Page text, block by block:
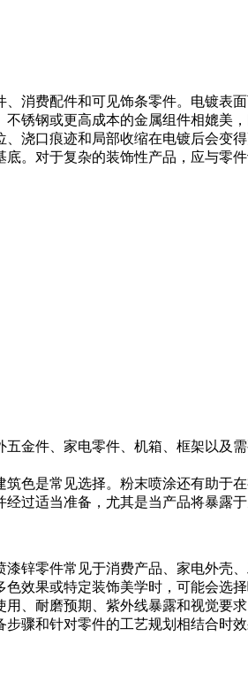
消费配件和可见饰条零件。电镀表
锈钢或更高成本的金属组件相媲美，
浇口痕迹和局部收缩在电镀后会变
。对于复杂的装饰性产品，应与零
五金件、家电零件、机箱、框架以及
色是常见选择。粉末喷涂还有助于
过适当准备，尤其是当产品将暴露于
锌零件常见于消费产品、家电外壳
效果或特定装饰美学时，可能会选择
、耐磨预期、紫外线暴露和视觉要
骤和针对零件的工艺规划相结合时效